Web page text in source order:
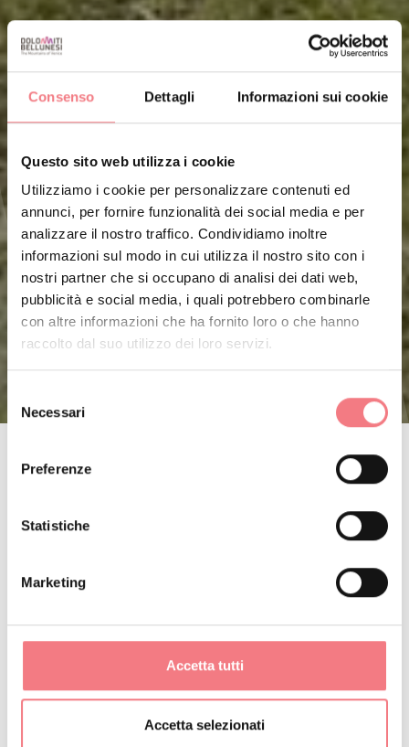
Consenso Dettagli Informazioni sui cookie
Questo sito web utilizza i cookie
Utilizziamo i cookie per personalizzare contenuti ed
annunci, per fornire funzionalità dei social media e per
analizzare il nostro traffico. Condividiamo inoltre
informazioni sul modo in cui utilizza il nostro sito con i
nostri partner che si occupano di analisi dei dati web,
pubblicità e social media, i quali potrebbero combinarle
con altre informazioni che ha fornito loro o che hanno
raccolto dal suo utilizzo dei loro servizi.
delNecessari
Preferenze
Statistiche
Marketing
Accetta tutti
Accetta selezionati